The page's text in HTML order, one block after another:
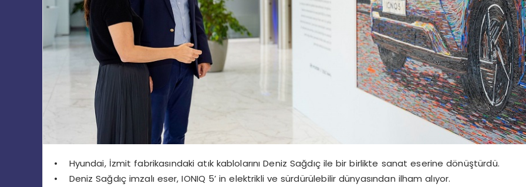
• Hyundai, İzmit fabrikasındaki atık kablolarını Deniz Sağdıç ile bir birlikte sanat eserine dönüştürdü.
• Deniz Sağdıç imzalı eser, IONIQ 5’ in elektrikli ve sürdürülebilir dünyasından ilham alıyor.